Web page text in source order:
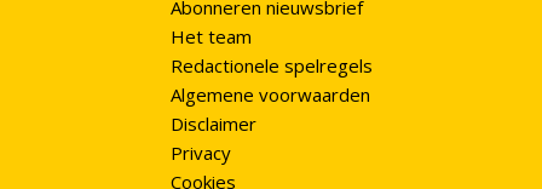
Abonneren nieuwsbrief
Het team
Redactionele spelregels
Algemene voorwaarden
Disclaimer
Privacy
Cookies